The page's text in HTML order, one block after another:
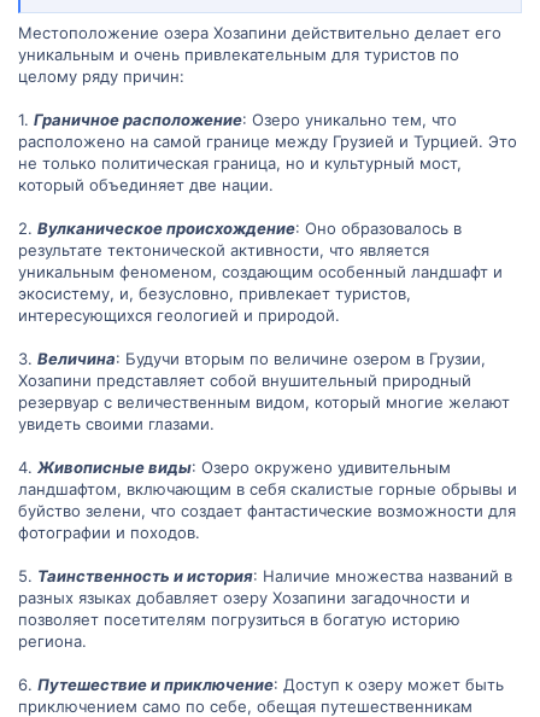
Местоположение озера Хозапини действительно делает его
уникальным и очень привлекательным для туристов по
целому ряду причин:
1. Граничное расположение: Озеро уникально тем, что
расположено на самой границе между Грузией и Турцией. Это
не только политическая граница, но и культурный мост,
который объединяет две нации.
2. Вулканическое происхождение: Оно образовалось в
результате тектонической активности, что является
уникальным феноменом, создающим особенный ландшафт и
экосистему, и, безусловно, привлекает туристов,
интересующихся геологией и природой.
3. Величина: Будучи вторым по величине озером в Грузии,
Хозапини представляет собой внушительный природный
резервуар с величественным видом, который многие желают
увидеть своими глазами.
4. Живописные виды: Озеро окружено удивительным
ландшафтом, включающим в себя скалистые горные обрывы и
буйство зелени, что создает фантастические возможности для
фотографии и походов.
5. Таинственность и история: Наличие множества названий в
разных языках добавляет озеру Хозапини загадочности и
позволяет посетителям погрузиться в богатую историю
региона.
6. Путешествие и приключение: Доступ к озеру может быть
приключением само по себе, обещая путешественникам